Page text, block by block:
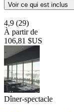
Voir ce qui est inclus
4,9 (29)
À partir de
106,81 $US
Dîner-spectacle